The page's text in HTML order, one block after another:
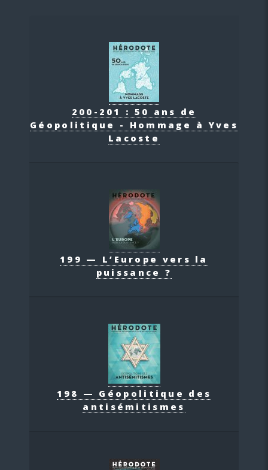
200-201 : 50 ans de
Géopolitique - Hommage à Yves
Lacoste
199 — L’Europe vers la
puissance ?
198 — Géopolitique des
antisémitismes